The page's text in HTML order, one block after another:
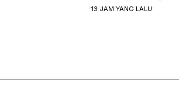
13 JAM YANG LALU